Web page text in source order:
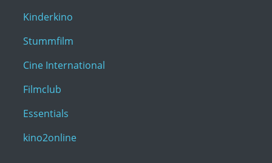
Kinderkino
Stummfilm
Cine International
Filmclub
Essentials
kino2online